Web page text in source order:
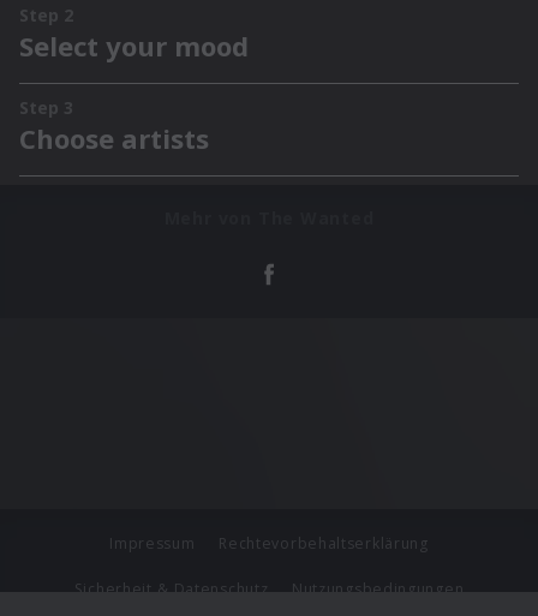
Impressum Rechtevorbehaltserklärung
Sicherheit & Datenschutz Nutzungsbedingungen